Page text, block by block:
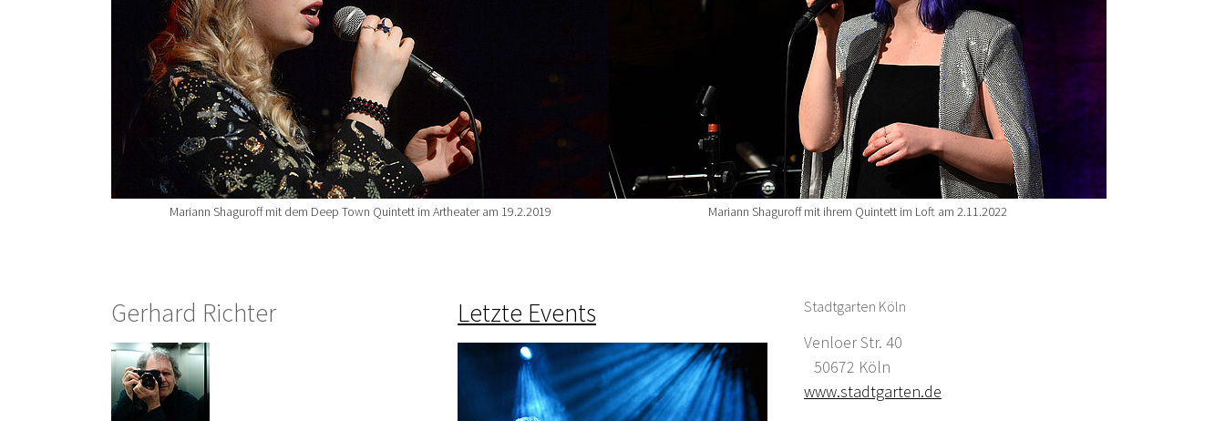
Mariann Shaguroff mit dem Deep Town Quintett im Artheater am 19.2.2019 Mariann Shaguroff mit ihrem Quintett im Loft am 2.11.2022
Gerhard Richter Letzte Events Stadtgarten Köln
Venloer Str. 40
50672 Köln
www.stadtgarten.de